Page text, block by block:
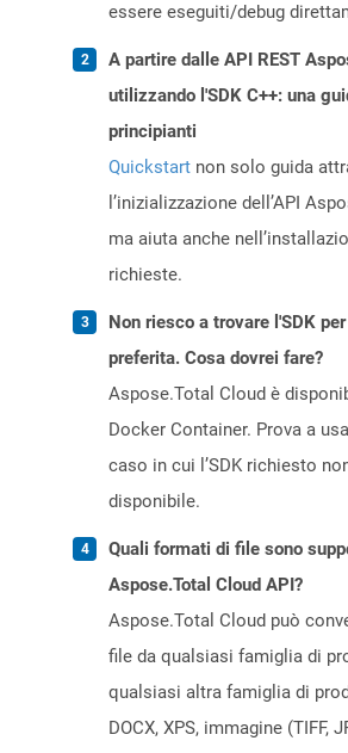
essere eseguiti/debug
A partire dalle API REST
utilizzando l'SDK C++: una
principianti
Quickstart non solo guida
l’inizializzazione dell’API
ma aiuta anche
richieste.
Non riesco a trovare l'SDK
preferita. Cosa dovrei fare?
Aspose.Total Cloud è
Docker Container. Prova a
caso in cui l’SDK richiesto
disponibile.
Quali formati di file sono
Aspose.Total Cloud API?
Aspose.Total Cloud può
file da qualsiasi famiglia di
qualsiasi altra famiglia di
DOCX, XPS, immagine (TIFF,